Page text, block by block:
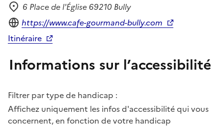
Adresse
6 Place de l'Église 69210 Bully
Site internet
https://www.cafe-gourmand-bully.com
Itinéraire
Informations sur l’accessibilité
Filtrer par type de handicap :
Affichez uniquement les infos d'accessibilité qui vous
concernent, en fonction de votre handicap